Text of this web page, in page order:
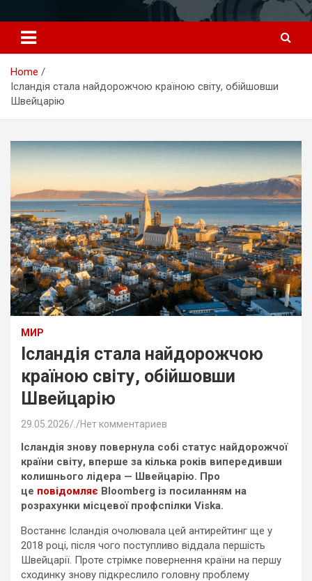
к
содержимому
Home
Ісландія стала найдорожчою країною світу, обійшовши
Швейцарію
МИР
Ісландія стала найдорожчою
країною світу, обійшовши
Швейцарію
29.05.2026 Нет комментариев
Ісландія знову повернула собі статус найдорожчої
країни світу, вперше за кілька років випередивши
колишнього лідера — Швейцарію. Про
це повідомляє Bloomberg із посиланням на
розрахунки місцевої профспілки Viska.
Востаннє Ісландія очолювала цей антирейтинг ще у
2018 році, після чого поступливо віддала першість
Швейцарії. Проте стрімке повернення країни на першу
сходинку знову підкреслило головну проблему